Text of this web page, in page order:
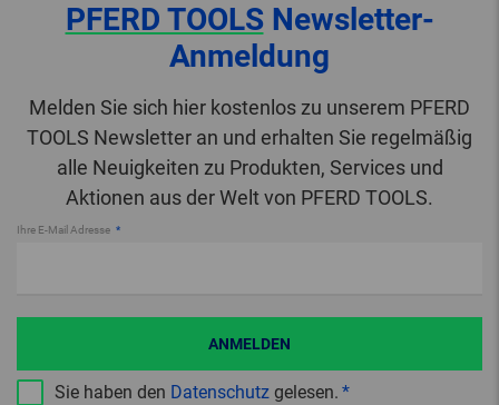
PFERD TOOLSNewsletter-
Anmeldung
Melden Sie sich hier kostenlos zu unserem PFERD
TOOLS Newsletter an und erhalten Sie regelmäßig
alle Neuigkeiten zu Produkten, Services und
Aktionen aus der Welt von PFERD TOOLS.
Ihre E-Mail Adresse
Sie haben den Datenschutz gelesen.
ANMELDEN